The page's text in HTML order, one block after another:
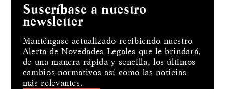
Suscríbase a nuestro
newsletter
Manténgase actualizado recibiendo nuestro
Alerta de Novedades Legales que le brindará,
de una manera rápida y sencilla, los últimos
cambios normativos así como las noticias
más relevantes.